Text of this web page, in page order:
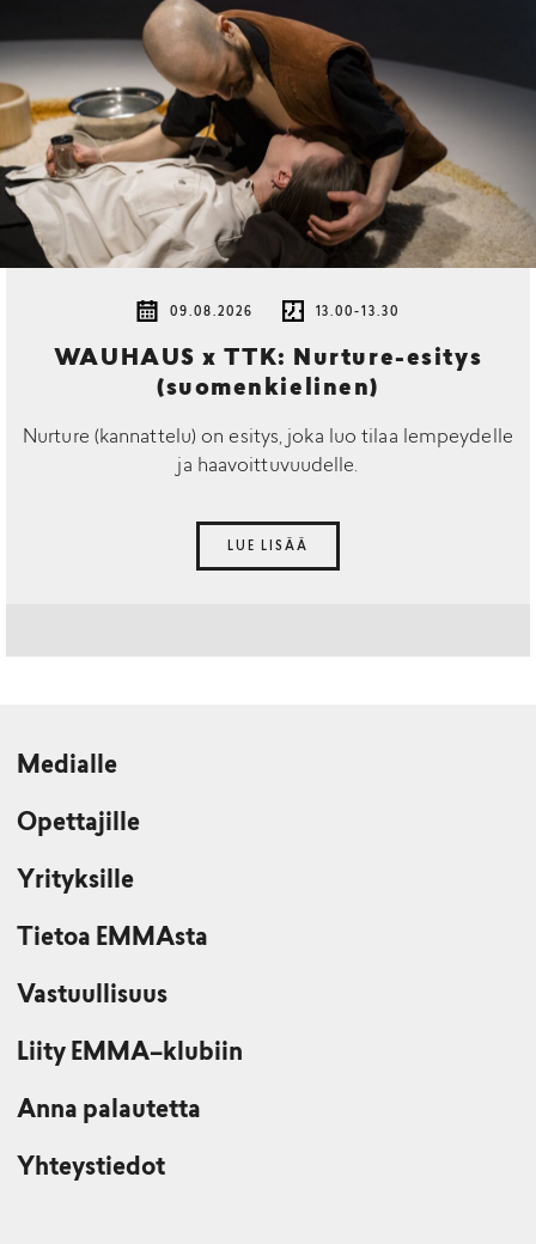
09.08.2026 13.00-13.30
WAUHAUS x TTK: Nurture-esitys
(suomenkielinen)
Nurture (kannattelu) on esitys, joka luo tilaa lempeydelle
ja haavoittuvuudelle.
LUE LISÄÄ
Medialle
Opettajille
Yrityksille
Tietoa EMMAsta
Vastuullisuus
Liity EMMA–klubiin
Anna palautetta
Yhteystiedot